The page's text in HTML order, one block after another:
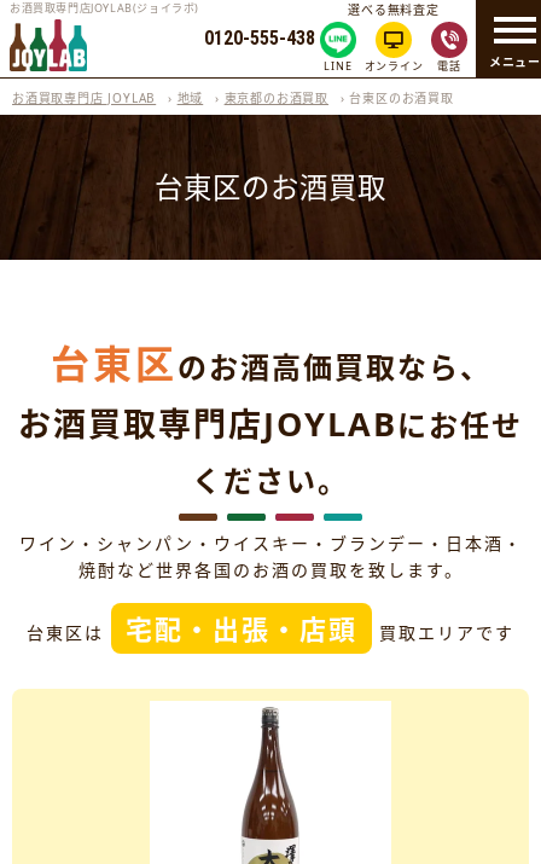
メニュー
お酒買取専門店JOYLAB(ジョイラボ)
0120-555-438
選べる無料査定
LINE オンライン 電話
お酒買取専門店 JOYLAB › 地域 › 東京都のお酒買取 ›台東区のお酒買取
台東区のお酒買取
台東区のお酒高価買取なら、
お酒買取専門店JOYLABにお任せ
ください。
ワイン・シャンパン・ウイスキー・ブランデー・日本酒・
焼酎など世界各国のお酒の買取を致します。
台東区は 宅配・出張・店頭 買取エリアです